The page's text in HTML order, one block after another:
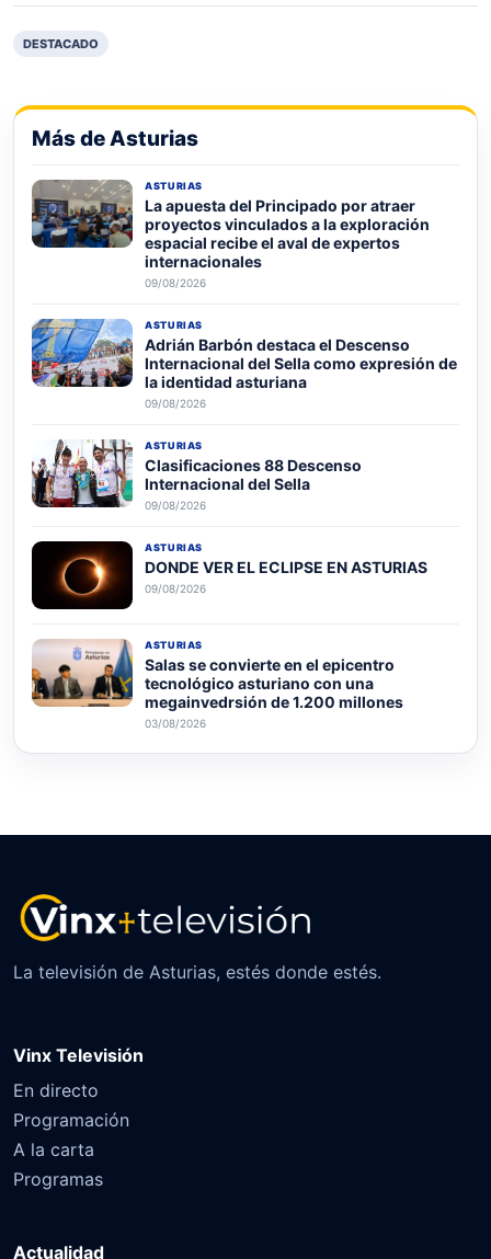
DESTACADO
Más de Asturias
ASTURIAS
La apuesta del Principado por atraer
proyectos vinculados a la exploración
espacial recibe el aval de expertos
internacionales
09/08/2026
ASTURIAS
Adrián Barbón destaca el Descenso
Internacional del Sella como expresión de
la identidad asturiana
09/08/2026
ASTURIAS
Clasificaciones 88 Descenso
Internacional del Sella
09/08/2026
ASTURIAS
DONDE VER EL ECLIPSE EN ASTURIAS
09/08/2026
ASTURIAS
Salas se convierte en el epicentro
tecnológico asturiano con una
megainvedrsión de 1.200 millones
03/08/2026
La televisión de Asturias, estés donde estés.
Vinx Televisión
En directo
Programación
A la carta
Programas
Actualidad